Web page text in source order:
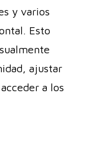
y varios
Esto
ajustar
a los